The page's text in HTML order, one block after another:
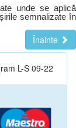
unde se aplică
semnalizate în
Înainte
L-S 09-22